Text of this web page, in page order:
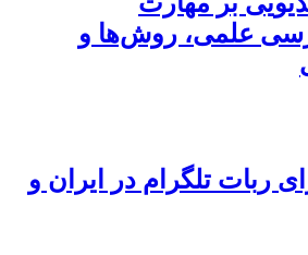
علمی، روش‌ها و
ربات تلگرام در ایران و